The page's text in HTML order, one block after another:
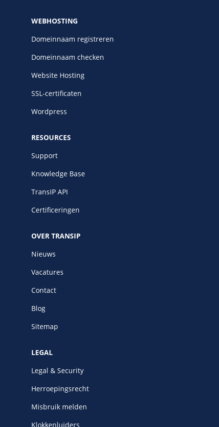
WEBHOSTING
Domeinnaam registreren
Domeinnaam checken
Website Hosting
SSL-certificaten
Wordpress
RESOURCES
Support
Knowledge Base
TransIP API
Certificeringen
OVER TRANSIP
Nieuws
Vacatures
Contact
Blog
Sitemap
LEGAL
Legal & Security
Herroepingsrecht
Misbruik melden
Klokkenluiders